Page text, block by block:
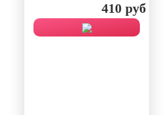
410 руб